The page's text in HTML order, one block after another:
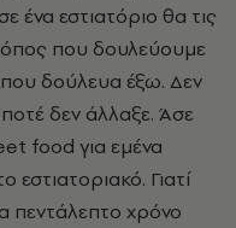
ένα εστιατόριο θα τις
που δουλεύουμε
που δούλευα έξω. Δεν
δεν άλλαξε. Άσε
food για εμένα
Γιατί
πεντάλεπτο χρόνο